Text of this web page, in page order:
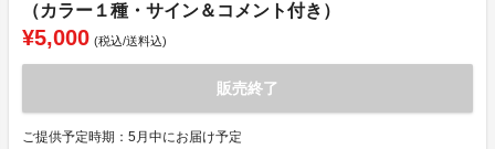
（カラー１種・サイン＆コメント付き）
¥5,000 (税込/送料込)
販売終了
ご提供予定時期：5月中にお届け予定